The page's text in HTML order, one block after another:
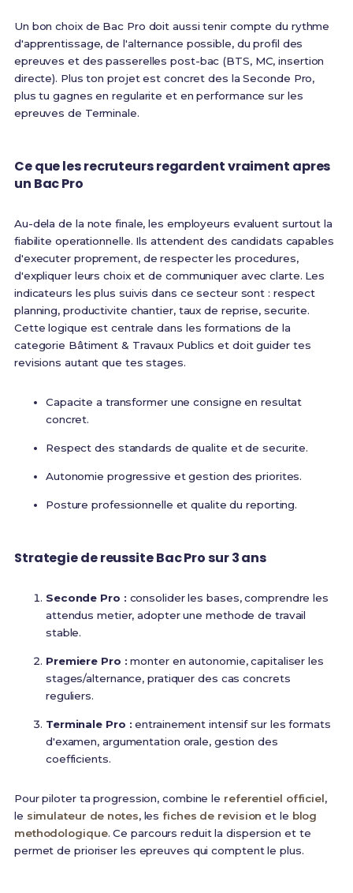
Un bon choix de Bac Pro doit aussi tenir compte du rythme
d'apprentissage, de l'alternance possible, du profil des
epreuves et des passerelles post-bac (BTS, MC, insertion
directe). Plus ton projet est concret des la Seconde Pro,
plus tu gagnes en regularite et en performance sur les
epreuves de Terminale.
Ce que les recruteurs regardent vraiment apres
un Bac Pro
Au-dela de la note finale, les employeurs evaluent surtout la
fiabilite operationnelle. Ils attendent des candidats capables
d'executer proprement, de respecter les procedures,
d'expliquer leurs choix et de communiquer avec clarte. Les
indicateurs les plus suivis dans ce secteur sont : respect
planning, productivite chantier, taux de reprise, securite.
Cette logique est centrale dans les formations de la
categorie Bâtiment & Travaux Publics et doit guider tes
revisions autant que tes stages.
Capacite a transformer une consigne en resultat
concret.
Respect des standards de qualite et de securite.
Autonomie progressive et gestion des priorites.
Posture professionnelle et qualite du reporting.
Strategie de reussite Bac Pro sur 3 ans
Seconde Pro : consolider les bases, comprendre les
attendus metier, adopter une methode de travail
stable.
Premiere Pro : monter en autonomie, capitaliser les
stages/alternance, pratiquer des cas concrets
reguliers.
Terminale Pro : entrainement intensif sur les formats
d'examen, argumentation orale, gestion des
coefficients.
Pour piloter ta progression, combine le referentiel officiel,
le simulateur de notes, les fiches de revision et le blog
methodologique. Ce parcours reduit la dispersion et te
permet de prioriser les epreuves qui comptent le plus.